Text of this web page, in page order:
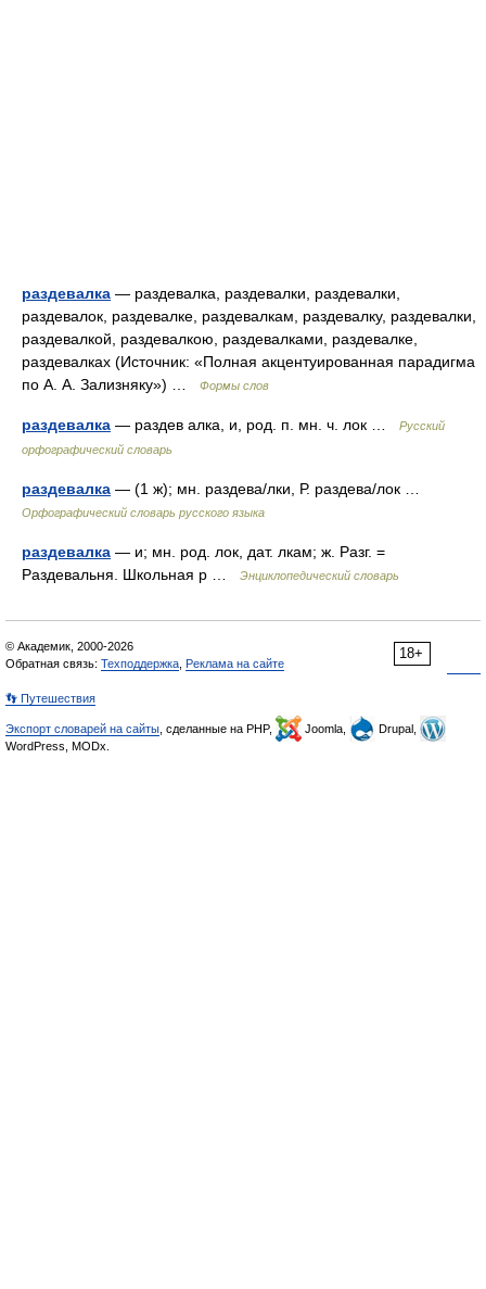
раздевалка — раздевалка, раздевалки, раздевалки,
раздевалок, раздевалке, раздевалкам, раздевалку, раздевалки,
раздевалкой, раздевалкою, раздевалками, раздевалке,
раздевалках (Источник: «Полная акцентуированная парадигма
по А. А. Зализняку») …
Формы слов
раздевалка — раздев алка, и, род. п. мн. ч. лок …
Русский
орфографический словарь
раздевалка — (1 ж); мн. раздева/лки, Р. раздева/лок …
Орфографический словарь русского языка
раздевалка — и; мн. род. лок, дат. лкам; ж. Разг. =
Раздевальня. Школьная р …
Энциклопедический словарь
18+
© Академик, 2000-2026
Обратная связь: Техподдержка Реклама на сайте
👣 Путешествия
Экспорт словарей на сайты , сделанные на PHP, Joomla,
Drupal,
WordPress, MODx.